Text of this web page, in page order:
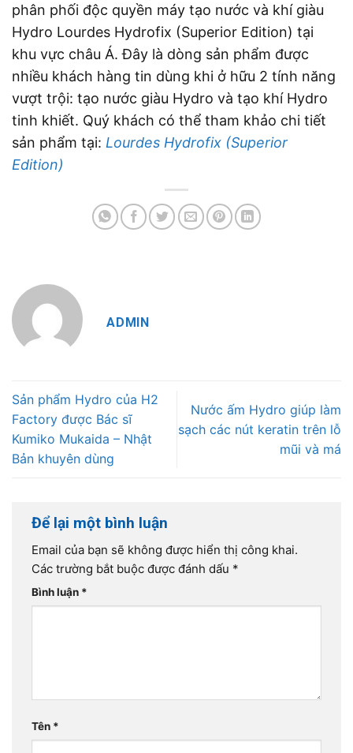
phân phối độc quyền máy tạo nước và khí giàu
Hydro Lourdes Hydrofix (Superior Edition) tại
khu vực châu Á. Đây là dòng sản phẩm được
nhiều khách hàng tin dùng khi ở hữu 2 tính năng
vượt trội: tạo nước giàu Hydro và tạo khí Hydro
tinh khiết. Quý khách có thể tham khảo chi tiết
sản phẩm tại: Lourdes Hydrofix (Superior
Edition)
ADMIN
Sản phẩm Hydro của H2
Factory được Bác sĩ
Kumiko Mukaida – Nhật
Bản khuyên dùng
Nước ấm Hydro giúp làm
sạch các nút keratin trên lỗ
mũi và má
Để lại một bình luận
Email của bạn sẽ không được hiển thị công khai.
Các trường bắt buộc được đánh dấu *
Bình luận *
Tên *